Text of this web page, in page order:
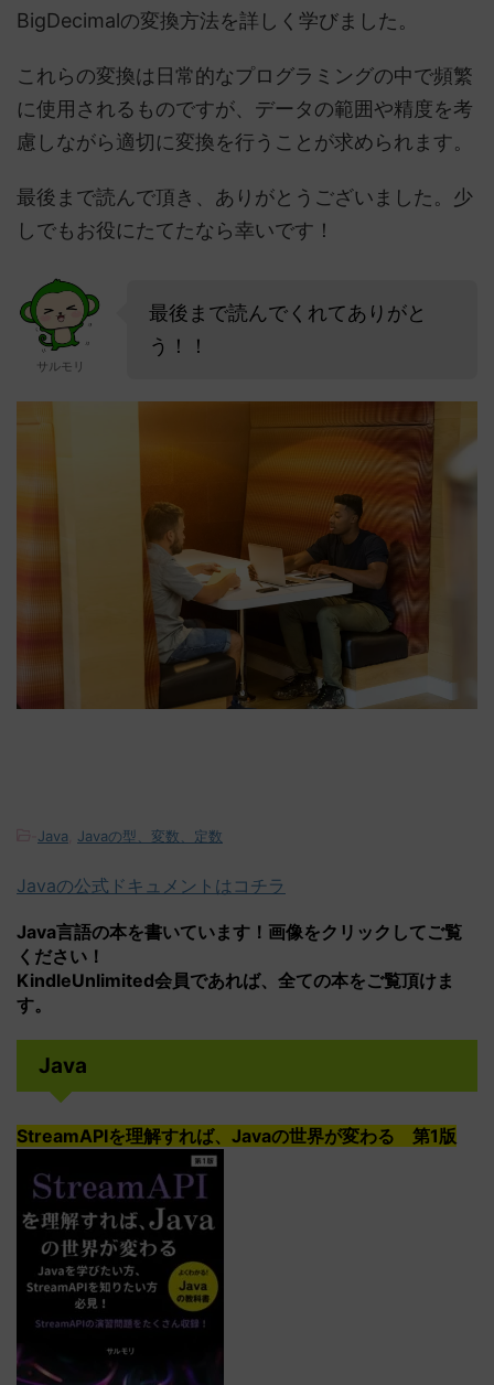
BigDecimalの変換方法を詳しく学びました。
これらの変換は日常的なプログラミングの中で頻繁
に使用されるものですが、データの範囲や精度を考
慮しながら適切に変換を行うことが求められます。
最後まで読んで頂き、ありがとうございました。少
しでもお役にたてたなら幸いです！
サルモリ
最後まで読んでくれてありがと
う！！
Java Javaの型、変数、定数
Javaの公式ドキュメントはコチラ
Java言語の本を書いています！画像をクリックしてご覧
ください！
KindleUnlimited会員であれば、全ての本をご覧頂けま
す。
Java
StreamAPIを理解すれば、Javaの世界が変わる 第1版